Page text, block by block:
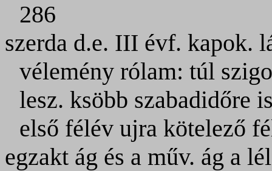
286
szerda d.e. III évf. kapok.
vélemény rólam: túl
lesz. ksöbb szabadidőre
első félév ujra kötelező
egzakt ág és a műv. ág a